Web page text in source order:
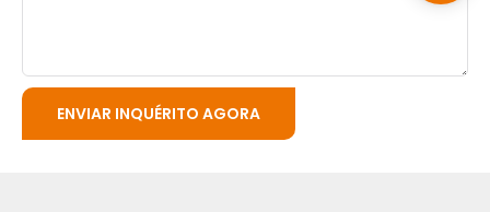
ENVIAR INQUÉRITO AGORA